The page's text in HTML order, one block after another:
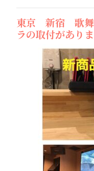
東京 新宿 歌舞
ラの取付があり